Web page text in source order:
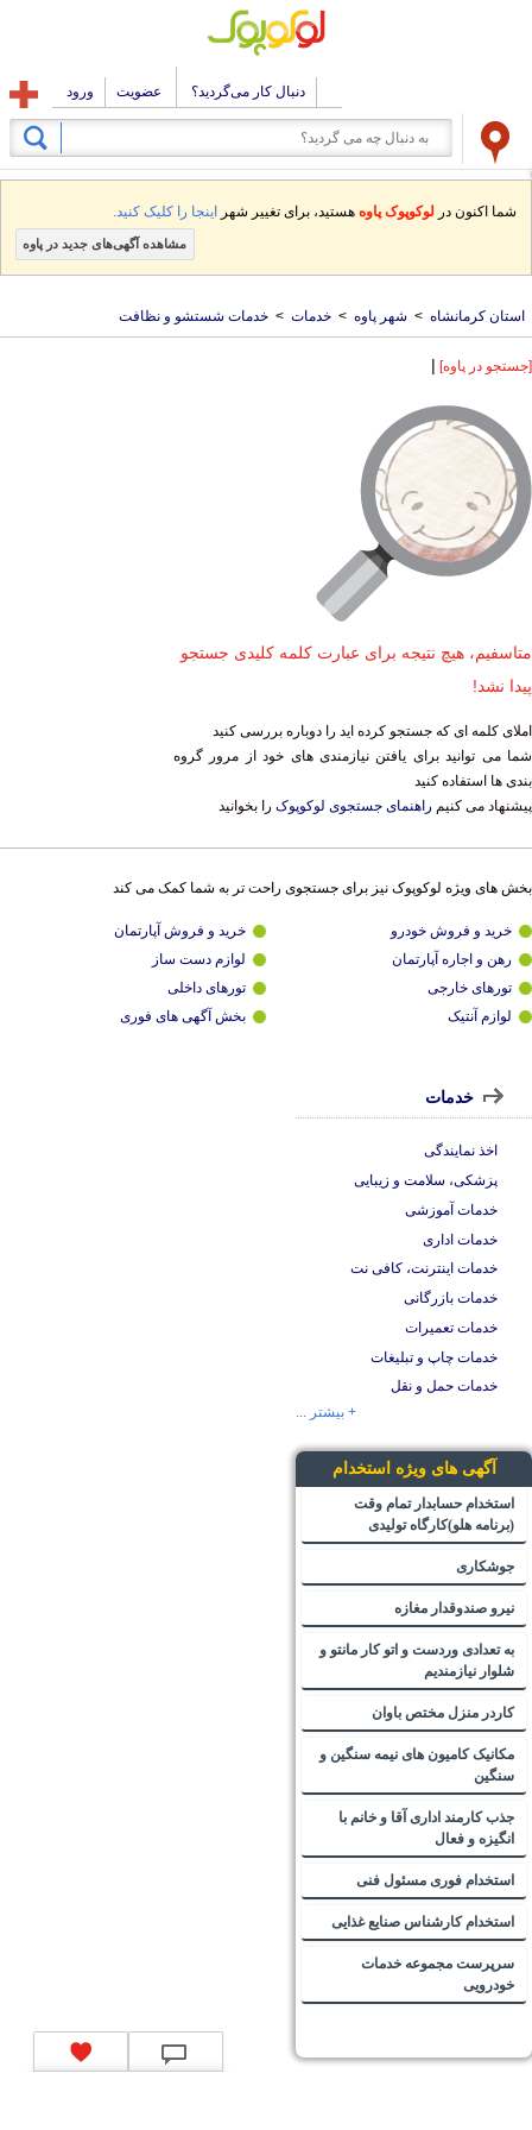
دنبال کار می‌گردید؟ عضویت ورود
شما اکنون در لوکوپوک پاوه هستید، برای تغییر شهر اینجا را کلیک کنید.
مشاهده آگهی‌های جدید در پاوه
استان کرمانشاه > شهر پاوه > خدمات > خدمات شستشو و نظافت
[جستجو در پاوه] |
متاسفیم، هیچ نتیجه برای عبارت کلمه کلیدی جستجو
پیدا نشد!
املای کلمه ای که جستجو کرده اید را دوباره بررسی کنید
شما می توانید برای یافتن نیازمندی های خود از مرور گروه
بندی ها استفاده کنید
پیشنهاد می کنیم راهنمای جستجوی لوکوپوک را بخوانید
بخش های ویژه لوکوپوک نیز برای جستجوی راحت تر به شما کمک می کند
خرید و فروش خودرو
خرید و فروش آپارتمان
رهن و اجاره آپارتمان
لوازم دست ساز
تورهای خارجی
تورهای داخلی
لوازم آنتیک
بخش آگهی های فوری
خدمات
اخذ نمایندگی
پزشکی، سلامت و زیبایی
خدمات آموزشی
خدمات اداری
خدمات اینترنت، کافی نت
خدمات بازرگانی
خدمات تعمیرات
خدمات چاپ و تبلیغات
خدمات حمل و نقل
+ بیشتر ...
آگهی های ویژه استخدام
استخدام حسابدار تمام وقت
(برنامه هلو)کارگاه تولیدی
جوشکاری
نیرو صندوقدار مغازه
به تعدادی وردست و اتو کار مانتو و
شلوار نیازمندیم
کاردر منزل مختص باوان
مکانیک کامیون های نیمه سنگین و
سنگین
جذب کارمند اداری آقا و خانم با
انگیزه و فعال
استخدام فوری مسئول فنی
استخدام کارشناس صنایع غذایی
سرپرست مجموعه خدمات
خودرویی